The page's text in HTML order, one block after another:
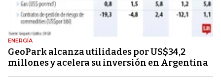
ENERGÍA
GeoPark alcanza utilidades por US$34,2
millones y acelera su inversión en Argentina